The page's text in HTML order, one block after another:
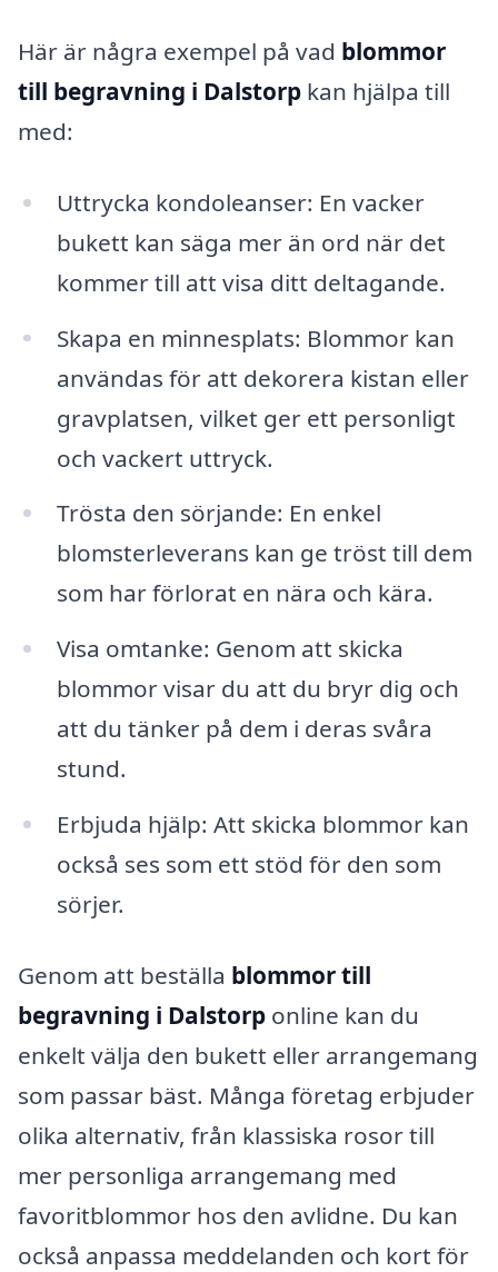
Här är några exempel på vad blommor
till begravning i Dalstorp kan hjälpa till
med:
Uttrycka kondoleanser: En vacker
bukett kan säga mer än ord när det
kommer till att visa ditt deltagande.
Skapa en minnesplats: Blommor kan
användas för att dekorera kistan eller
gravplatsen, vilket ger ett personligt
och vackert uttryck.
Trösta den sörjande: En enkel
blomsterleverans kan ge tröst till dem
som har förlorat en nära och kära.
Visa omtanke: Genom att skicka
blommor visar du att du bryr dig och
att du tänker på dem i deras svåra
stund.
Erbjuda hjälp: Att skicka blommor kan
också ses som ett stöd för den som
sörjer.
Genom att beställa blommor till
begravning i Dalstorp online kan du
enkelt välja den bukett eller arrangemang
som passar bäst. Många företag erbjuder
olika alternativ, från klassiska rosor till
mer personliga arrangemang med
favoritblommor hos den avlidne. Du kan
också anpassa meddelanden och kort för